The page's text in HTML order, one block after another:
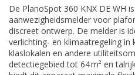
De PlanoSpot 360 KNX DE WH
aanwezigheidsmelder voor
discreet ontwerp. De melder is
verlichting- en klimaatregeling
klaslokalen en andere
detectiegebied tot 64 m² en